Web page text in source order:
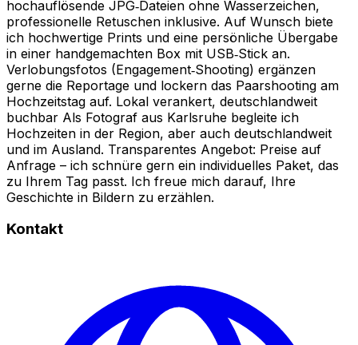
hochauflösende JPG‑Dateien ohne Wasserzeichen,
professionelle Retuschen inklusive. Auf Wunsch biete
ich hochwertige Prints und eine persönliche Übergabe
in einer handgemachten Box mit USB‑Stick an.
Verlobungsfotos (Engagement‑Shooting) ergänzen
gerne die Reportage und lockern das Paarshooting am
Hochzeitstag auf. Lokal verankert, deutschlandweit
buchbar Als Fotograf aus Karlsruhe begleite ich
Hochzeiten in der Region, aber auch deutschlandweit
und im Ausland. Transparentes Angebot: Preise auf
Anfrage – ich schnüre gern ein individuelles Paket, das
zu Ihrem Tag passt. Ich freue mich darauf, Ihre
Geschichte in Bildern zu erzählen.
Kontakt